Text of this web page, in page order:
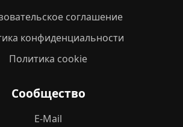
соглашение
конфиденциальности
Политика cookie
Сообщество
E-Mail